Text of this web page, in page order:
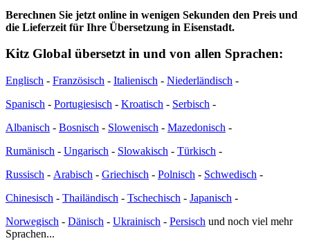
Berechnen Sie jetzt online in wenigen Sekunden den Preis und
die Lieferzeit für Ihre Übersetzung in Eisenstadt.
Kitz Global übersetzt in und von allen Sprachen:
Englisch - Französisch - Italienisch - Niederländisch -
Spanisch - Portugiesisch - Kroatisch - Serbisch -
Albanisch - Bosnisch - Slowenisch - Mazedonisch -
Rumänisch - Ungarisch - Slowakisch - Türkisch -
Russisch - Arabisch - Griechisch - Polnisch - Schwedisch -
Chinesisch - Thailändisch - Tschechisch - Japanisch -
Norwegisch - Dänisch - Ukrainisch - Persisch und noch viel mehr
Sprachen...